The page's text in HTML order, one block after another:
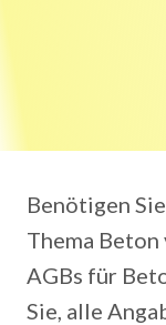
Benötigen
Thema
AGBs für
Sie, alle